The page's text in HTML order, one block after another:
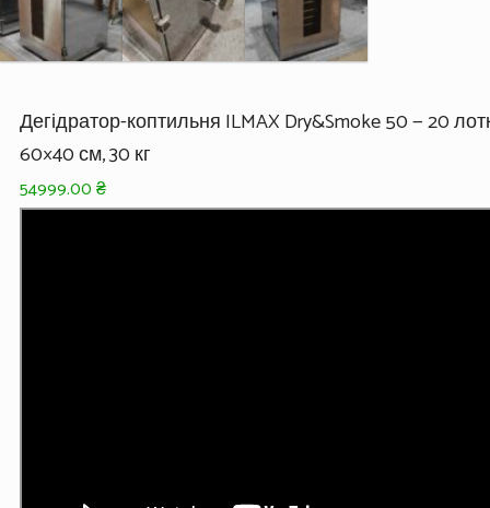
Дегідратор-коптильня ILMAX Dry&Smoke 50 — 20
60×40 см, 30 кг
54999.00₴